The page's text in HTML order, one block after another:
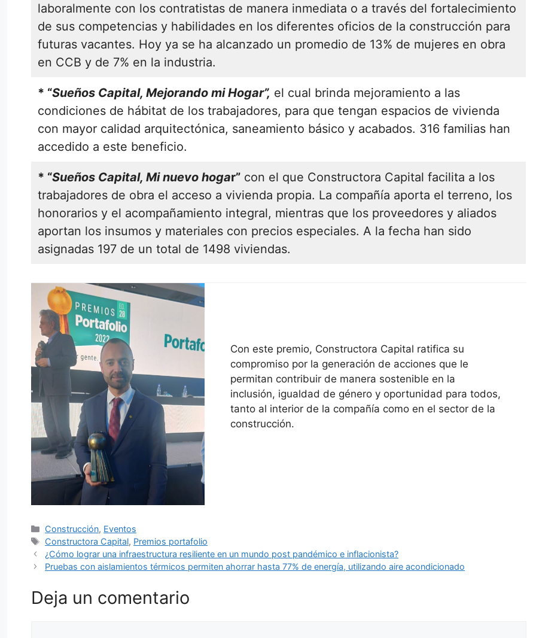
laboralmente con los contratistas de manera inmediata o a través del fortalecimiento
de sus competencias y habilidades en los diferentes oficios de la construcción para
futuras vacantes. Hoy ya se ha alcanzado un promedio de 13% de mujeres en obra
en CCB y de 7% en la industria.
* “Sueños Capital, Mejorando mi Hogar”, el cual brinda mejoramiento a las
condiciones de hábitat de los trabajadores, para que tengan espacios de vivienda
con mayor calidad arquitectónica, saneamiento básico y acabados. 316 familias han
accedido a este beneficio.
* “Sueños Capital, Mi nuevo hogar” con el que Constructora Capital facilita a los
trabajadores de obra el acceso a vivienda propia. La compañía aporta el terreno, los
honorarios y el acompañamiento integral, mientras que los proveedores y aliados
aportan los insumos y materiales con precios especiales. A la fecha han sido
asignadas 197 de un total de 1498 viviendas.
Con este premio, Constructora Capital ratifica su
compromiso por la generación de acciones que le
permitan contribuir de manera sostenible en la
inclusión, igualdad de género y oportunidad para todos,
tanto al interior de la compañía como en el sector de la
construcción.
Categorías
Construcción, Eventos
Etiquetas
Constructora Capital, Premios portafolio
¿Cómo lograr una infraestructura resiliente en un mundo post pandémico e inflacionista?
Pruebas con aislamientos térmicos permiten ahorrar hasta 77% de energía, utilizando aire acondicionado
Deja un comentario